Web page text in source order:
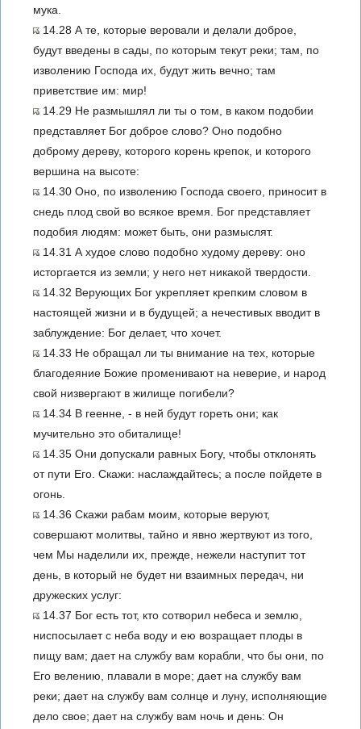
мука.
14.28 А те, которые веровали и делали доброе,
будут введены в сады, по которым текут реки; там, по
изволению Господа их, будут жить вечно; там
приветствие им: мир!
14.29 Не размышлял ли ты о том, в каком подобии
представляет Бог доброе слово? Оно подобно
доброму дереву, которого корень крепок, и которого
вершина на высоте:
14.30 Оно, по изволению Господа своего, приносит в
снедь плод свой во всякое время. Бог представляет
подобия людям: может быть, они размыслят.
14.31 А худое слово подобно худому дереву: оно
исторгается из земли; у него нет никакой твердости.
14.32 Верующих Бог укрепляет крепким словом в
настоящей жизни и в будущей; а нечестивых вводит в
заблуждение: Бог делает, что хочет.
14.33 Не обращал ли ты внимание на тех, которые
благодеяние Божие променивают на неверие, и народ
свой низвергают в жилище погибели?
14.34 В геенне, - в ней будут гореть они; как
мучительно это обиталище!
14.35 Они допускали равных Богу, чтобы отклонять
от пути Его. Скажи: наслаждайтесь; а после пойдете в
огонь.
14.36 Скажи рабам моим, которые веруют,
совершают молитвы, тайно и явно жертвуют из того,
чем Мы наделили их, прежде, нежели наступит тот
день, в который не будет ни взаимных передач, ни
дружеских услуг:
14.37 Бог есть тот, кто сотворил небеса и землю,
ниспосылает с неба воду и ею возращает плоды в
пищу вам; дает на службу вам корабли, что бы они, по
Его велению, плавали в море; дает на службу вам
реки; дает на службу вам солнце и луну, исполняющие
дело свое; дает на службу вам ночь и день: Он